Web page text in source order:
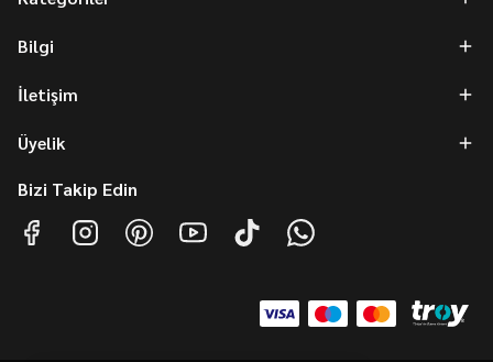
Bilgi
İletişim
Üyelik
Bizi Takip Edin